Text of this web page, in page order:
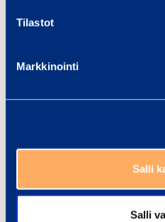
Tilastot
Markkinointi
Salli
Salli